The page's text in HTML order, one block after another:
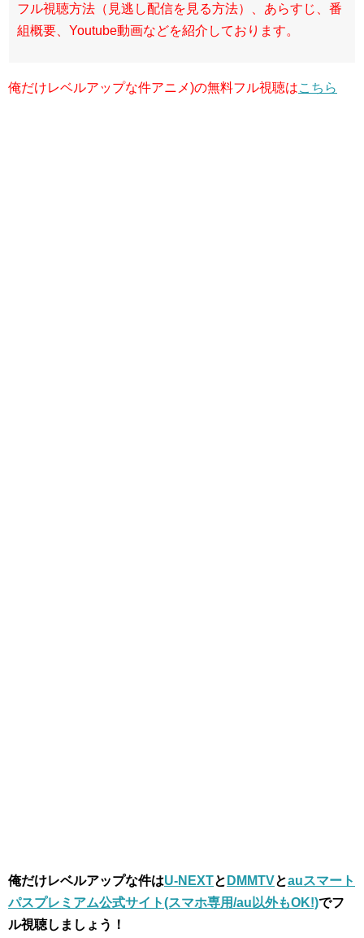
フル視聴方法（見逃し配信を見る方法）、あらすじ、番
組概要、Youtube動画などを紹介しております。
俺だけレベルアップな件アニメ)の無料フル視聴はこちら
俺だけレベルアップな件はU-NEXTと DMMTVとauスマート
パスプレミアム公式サイト(スマホ専用/au以外もOK!)でフ
ル視聴しましょう！